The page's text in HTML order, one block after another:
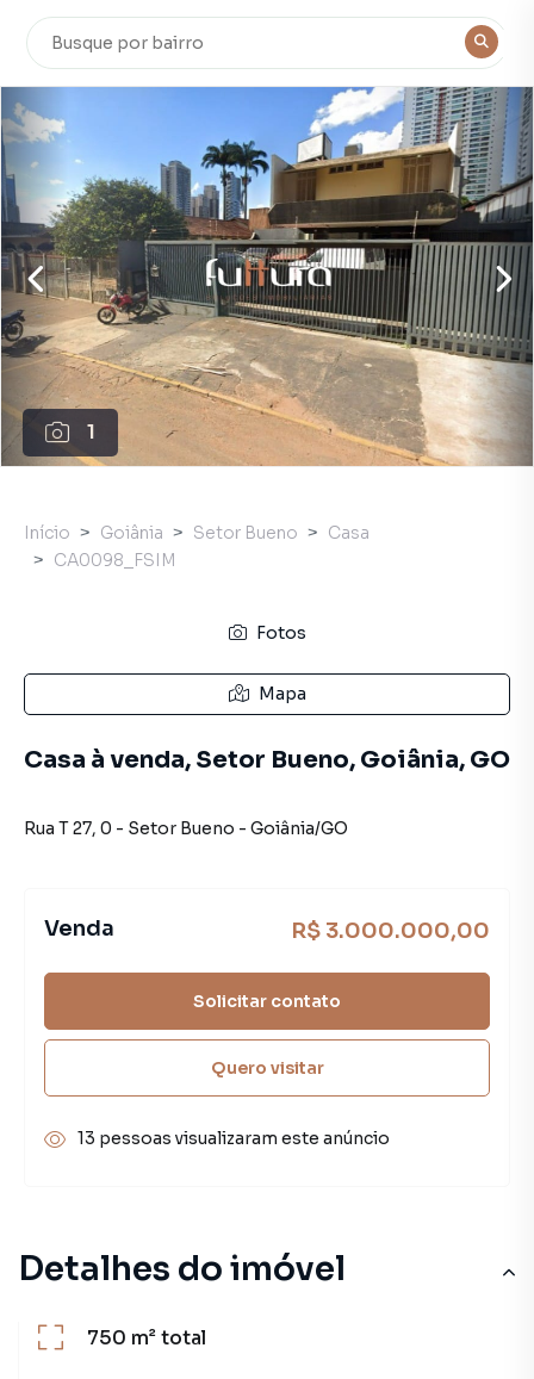
1
Detalhes do imóvel
750 m²total
Início Goiânia Setor Bueno
Casa
CA0098_FSIM
Fotos
Mapa
Casa à venda, Setor Bueno, Goiânia, GO
Rua T 27, 0 - Setor Bueno - Goiânia/GO
Venda R$ 3.000.000,00
Solicitar contato
Quero visitar
13 pessoas visualizaram este anúncio